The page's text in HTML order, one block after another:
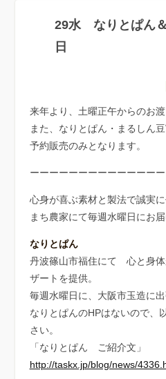
29水 なりとぱん
日
来年より、土曜正午からのお渡
また、なりとぱん・まるしん豆
予約販売のみとなります。
ーーーーーーーーーーーーー
心身が喜ぶ素材と製法で誠実
まち農家にて毎週水曜日にお届
なりとぱん
丹波篠山市福住にて 心と身
ザートを提供。
毎週水曜日に、大阪市玉造に出
なりとぱんのHPはないので、
さい。
「なりとぱん ご紹介文」
http://taskx.jp/blog/news/